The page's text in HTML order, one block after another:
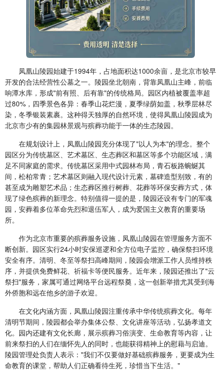
凤凰山陵园始建于1994年，占地面积达1000余亩，是北京市较早
开发的合法经营性公墓之一。陵园坐北朝南，背靠凤凰山主峰，前临
响潭水库，形成"前有照、后有靠"的传统格局。园区内植被覆盖率超
过80%，四季景色各异：春季山花烂漫，夏季绿荫如盖，秋季层林尽
染，冬季银装素裹。这种得天独厚的自然环境，使得凤凰山陵园成为
北京市少有的集园林景观与殡葬功能于一体的生态陵园。
在规划设计上，凤凰山陵园充分体现了"以人为本"的理念。整个
园区分为传统墓区、艺术墓区、生态葬区和墓区等多个功能区域，满
足不同家庭的需求。传统墓区采用中式园林布局，青石板路蜿蜒其
间，松柏常青；艺术墓区则融入现代设计元素，墓碑造型别致，有的
甚至成为雕塑艺术品；生态葬区推行树葬、花葬等环保安葬方式，体
现了绿色殡葬的新理念。特别值得一提的是，陵园还设有专门的军魂
园，安葬着多位革命先烈和退伍军人，成为爱国主义教育的重要场
所。
作为北京市重要的殡葬服务设施，凤凰山陵园在管理服务方面不
断创新。园区实行24小时安保巡逻和全方位电子监控，确保祭扫环境
安全有序。清明、冬至等祭扫高峰期间，陵园会增派工作人员维持秩
序，并提供免费鲜花、祈福卡等便民服务。近年来，陵园还推出了"云
祭扫"服务，家属可通过网络平台远程祭奠，这一创新举措尤其受到海
外侨胞和远在他乡的游子欢迎。
在文化内涵方面，凤凰山陵园注重传承中华传统殡葬文化。每年
清明节期间，陵园都会举办集体公祭、文化讲座等活动，弘扬孝道文
化。园内还建有文化长廊，展示殡葬习俗演变、生命教育等内容，让
前来祭扫的人们在缅怀先人的同时，也能获得精神上的慰藉与启迪。
陵园管理处负责人表示："我们不仅要做好基础殡葬服务，更要成为生
命教育的课堂，帮助人们正确看待生死，珍惜当下生活。"